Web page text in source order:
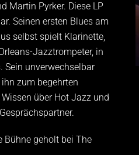
Martin Pyrker. Diese LP
Seinen ersten Blues am
selbst spielt Klarinette,
Jazztrompeter, in
Sein unverwechselbar
zum begehrten
über Hot Jazz und
Bühne geholt bei The